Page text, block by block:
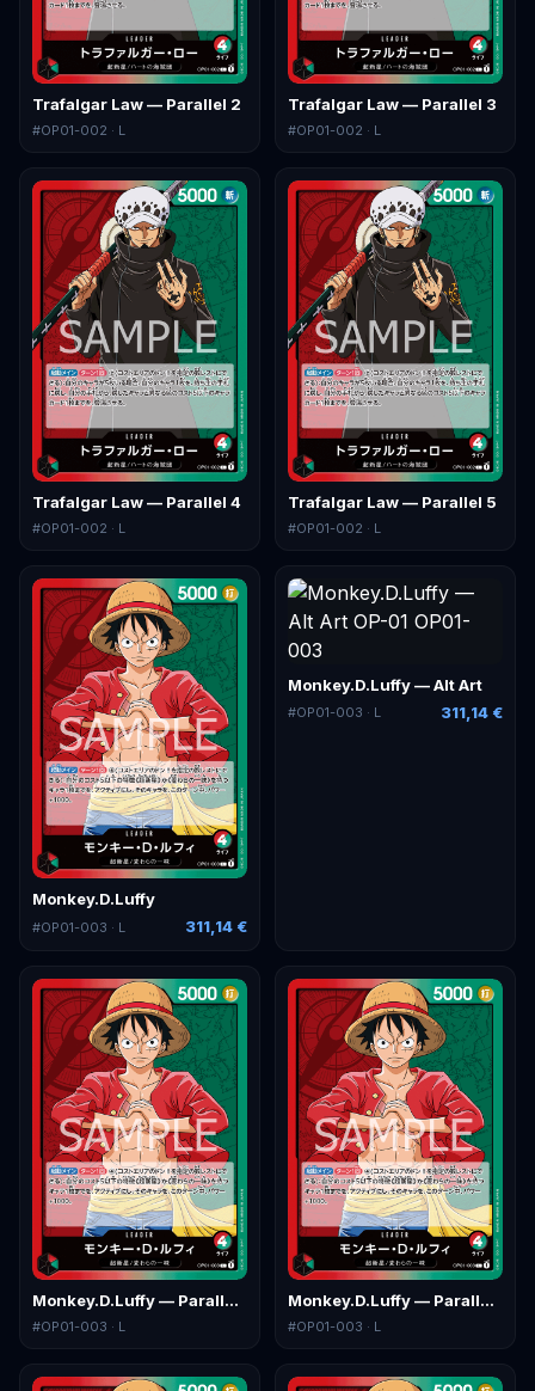
Trafalgar Law — Parallel 2
#OP01-002 · L
Trafalgar Law — Parallel 3
#OP01-002 · L
Trafalgar Law — Parallel 4
#OP01-002 · L
Trafalgar Law — Parallel 5
#OP01-002 · L
Monkey.D.Luffy
#OP01-003 · L 311,14 €
Monkey.D.Luffy — Alt Art
#OP01-003 · L 311,14 €
Monkey.D.Luffy — Parallel 2
#OP01-003 · L
Monkey.D.Luffy — Parallel 3
#OP01-003 · L